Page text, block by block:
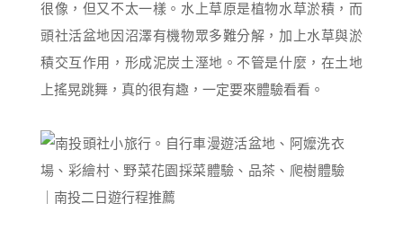
很像，但又不太一樣。水上草原是植物水草淤積，而
頭社活盆地因沼澤有機物眾多難分解，加上水草與淤
積交互作用，形成泥炭土溼地。不管是什麼，在土地
上搖晃跳舞，真的很有趣，一定要來體驗看看。